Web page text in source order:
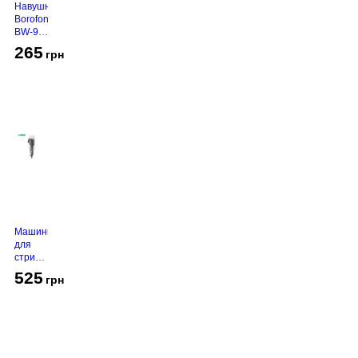
Навушники
Borofone
BW-94
265 грн
Машинка
для
стрижки
130
525 грн